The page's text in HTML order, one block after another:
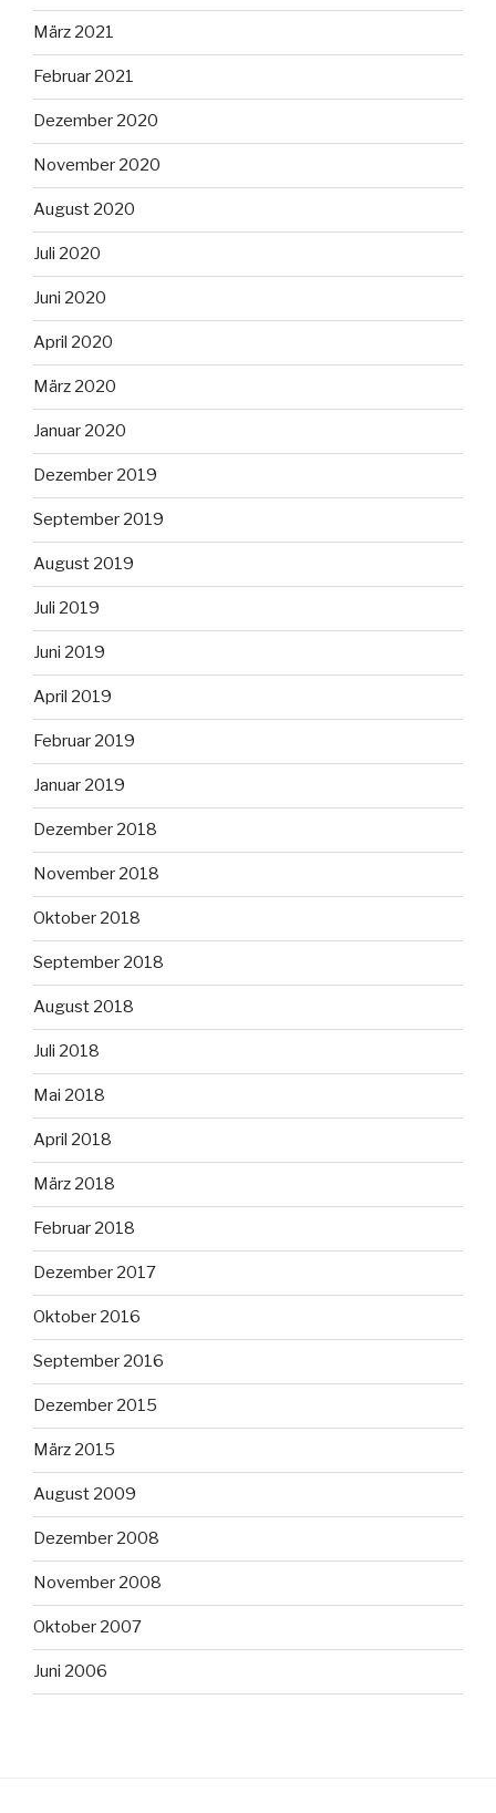
März 2021
Februar 2021
Dezember 2020
November 2020
August 2020
Juli 2020
Juni 2020
April 2020
März 2020
Januar 2020
Dezember 2019
September 2019
August 2019
Juli 2019
Juni 2019
April 2019
Februar 2019
Januar 2019
Dezember 2018
November 2018
Oktober 2018
September 2018
August 2018
Juli 2018
Mai 2018
April 2018
März 2018
Februar 2018
Dezember 2017
Oktober 2016
September 2016
Dezember 2015
März 2015
August 2009
Dezember 2008
November 2008
Oktober 2007
Juni 2006